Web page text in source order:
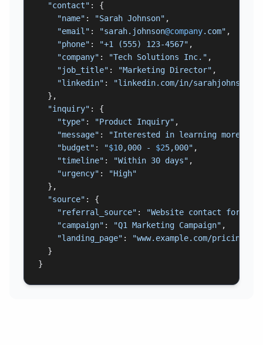
"contact" : {
"name" : "Sarah Johnson" ,
"email" : "sarah.johnson@company.com" ,
"phone" : "+1 (555) 123-4567" ,
"company" : "Tech Solutions Inc." ,
"job_title" : "Marketing Director" ,
"linkedin" :
"linkedin.com/in/sarahjohnson"
  },
"inquiry" : {
"type" : "Product Inquiry" ,
"message" :
"Interested in learning more
"budget" : "$10,000 - $25,000" ,
"timeline" : "Within 30 days" ,
"urgency" :
"High"
  },
"source" : {
"referral_source" : "Website contact form"
"campaign" : "Q1 Marketing Campaign" ,
"landing_page" :
"www.example.com/pricing"
  }
}